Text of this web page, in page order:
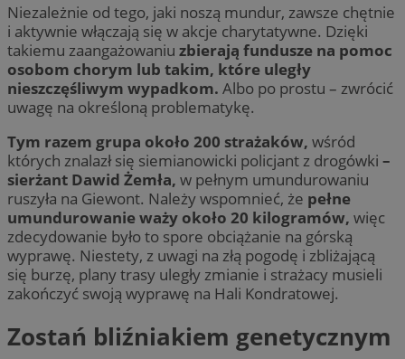
Niezależnie od tego, jaki noszą mundur, zawsze chętnie
i aktywnie włączają się w akcje charytatywne. Dzięki
takiemu zaangażowaniu zbierają fundusze na pomoc
osobom chorym lub takim, które uległy
nieszczęśliwym wypadkom. Albo po prostu – zwrócić
uwagę na określoną problematykę.
Tym razem grupa około 200 strażaków, wśród
których znalazł się siemianowicki policjant z drogówki –
sierżant Dawid Żemła, w pełnym umundurowaniu
ruszyła na Giewont. Należy wspomnieć, że pełne
umundurowanie waży około 20 kilogramów, więc
zdecydowanie było to spore obciążanie na górską
wyprawę. Niestety, z uwagi na złą pogodę i zbliżającą
się burzę, plany trasy uległy zmianie i strażacy musieli
zakończyć swoją wyprawę na Hali Kondratowej.
Zostań bliźniakiem genetycznym